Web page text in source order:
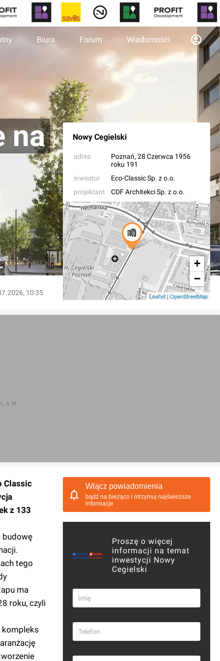
Biura Forum Wiadomości
na
10:35
Nowy Cegielski
adres Poznań, 28 Czerwca 1956
roku 191
inwestor
Eco-Classic Sp. z o.o.
projektant
CDF Architekci Sp. z o.o.
+
−
Leaflet | OpenStreetMap
Classic
z 133
budowę
tego
ma
roku, czyli
kompleks
Włącz powiadomienia
bądź na bieżąco i otrzymuj najświeższe
informacje
Proszę o więcej
informacji na temat
inwestycji Nowy
Cegielski